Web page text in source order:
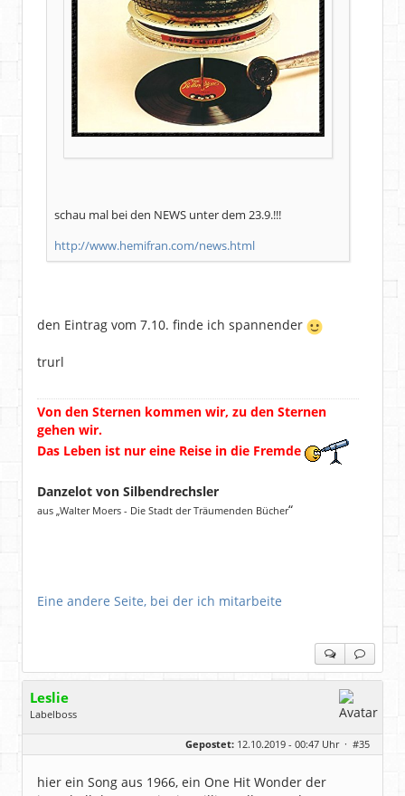
schau mal bei den NEWS unter dem 23.9.!!!
http://www.hemifran.com/news.html
den Eintrag vom 7.10. finde ich spannender
trurl
Von den Sternen kommen wir, zu den Sternen
gehen wir.
Das Leben ist nur eine Reise in die Fremde
Danzelot von Silbendrechsler
aus „Walter Moers - Die Stadt der Träumenden Bücher“
Eine andere Seite, bei der ich mitarbeite
Leslie
Labelboss
in der Mitte zwischen Kölnarena und Festhalle Ffm
Beiträge:
48743
Gepostet: 12.10.2019 - 00:47 Uhr · #35
hier ein Song aus 1966, ein One Hit Wonder der